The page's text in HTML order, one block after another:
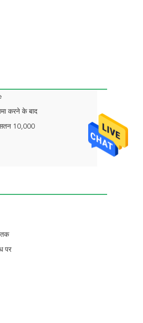
करने के बाद
10,000
पर